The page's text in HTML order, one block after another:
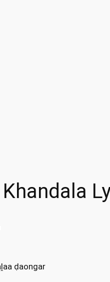
ḍaongar